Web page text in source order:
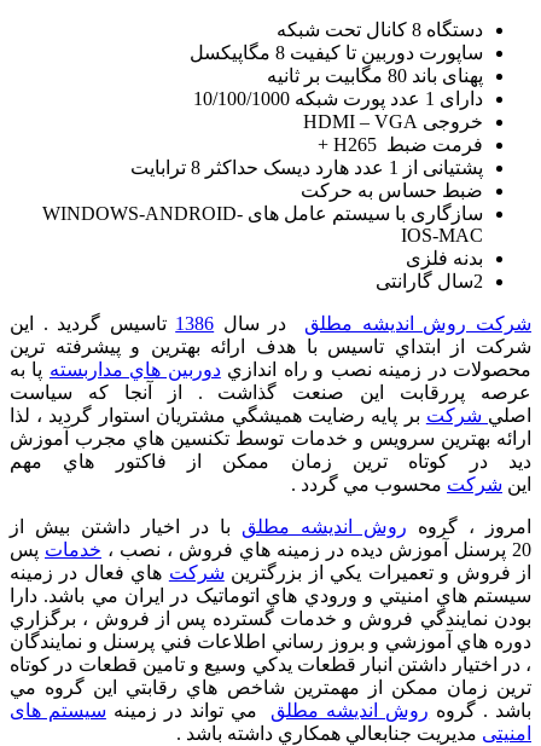
دستگاه 8 کانال تحت شبکه
ساپورت دوربین تا کیفیت 8 مگاپیکسل
پهنای باند 80 مگابیت بر ثانیه
دارای 1 عدد پورت شبکه 10/100/1000
خروجی HDMI – VGA
فرمت ضبط H265 +
پشتیانی از 1 عدد هارد دیسک حداکثر 8 ترابایت
ضبط حساس به حرکت
سازگاری با سیستم عامل های WINDOWS-ANDROID-
IOS-MAC
بدنه فلزی
2سال گارانتی
شرکت روش اندیشه مطلق در سال 1386 تاسيس گرديد . اين
شرکت از ابتداي تاسيس با هدف ارائه بهترين و پيشرفته ترين
محصولات در زمينه نصب و راه اندازيدوربين هاي مداربسته پا به
عرصه پررقابت اين صنعت گذاشت . از آنجا که سياست
اصلي شرکت بر پايه رضايت هميشگي مشتريان استوار گرديد ، لذا
ارائه بهترين سرويس و خدمات توسط تکنسين هاي مجرب آموزش
ديد در کوتاه ترين زمان ممکن از فاکتور هاي مهم
اين شرکت محسوب مي گردد .
امروز ، گروه روش اندیشه مطلق با در اخيار داشتن بيش از
20 پرسنل آموزش ديده در زمينه هاي فروش ، نصب ،
خدمات پس
از فروش و تعميرات يکي از بزرگترين شرکت هاي فعال در زمينه
سيستم هاي امنيتي و ورودي هاي اتوماتيک در ايران مي باشد. دارا
بودن نمايندگي فروش و خدمات گسترده پس از فروش ، برگزاري
دوره هاي آموزشي و بروز رساني اطلاعات فني پرسنل و نمايندگان
، در اختيار داشتن انبار قطعات يدکي وسيع و تامين قطعات در کوتاه
ترين زمان ممکن از مهمترين شاخص هاي رقابتي اين گروه مي
باشد . گروه روش اندیشه مطلق مي تواند در زمينه سیستم های
امنیتی مديريت جنابعالي همکاري داشته باشد .